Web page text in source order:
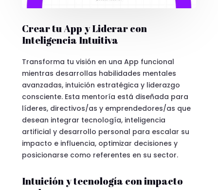
Crear tu App y Liderar con
Inteligencia Intuitiva
Transforma tu visión en una App funcional
mientras desarrollas habilidades mentales
avanzadas, intuición estratégica y liderazgo
consciente. Esta mentoría está diseñada para
líderes, directivos/as y emprendedores/as que
desean integrar tecnología, inteligencia
artificial y desarrollo personal para escalar su
impacto e influencia, optimizar decisiones y
posicionarse como referentes en su sector.
Intuición y tecnología con impacto